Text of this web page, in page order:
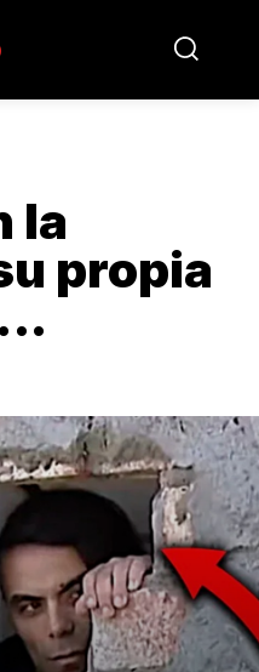
la
propia